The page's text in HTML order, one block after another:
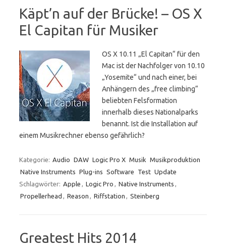
Käpt’n auf der Brücke! – OS X
El Capitan für Musiker
OS X 10.11 „El Capitan“ für den
Mac ist der Nachfolger von 10.10
„Yosemite“ und nach einer, bei
Anhängern des „free climbing“
beliebten Felsformation
innerhalb dieses Nationalparks
benannt. Ist die Installation auf
einem Musikrechner ebenso gefährlich?
Kategorie: Audio DAW Logic Pro X Musik Musikproduktion
Native Instruments Plug-ins Software Test Update
Schlagwörter: Apple , Logic Pro , Native Instruments ,
Propellerhead , Reason , Riffstation , Steinberg
Greatest Hits 2014